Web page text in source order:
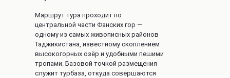
Маршрут тура проходит по
центральной части Фанских гор —
одному из самых живописных районов
Таджикистана, известному скоплением
высокогорных озёр и удобными пешими
тропами. Базовой точкой размещения
служит турбаза, откуда совершаются